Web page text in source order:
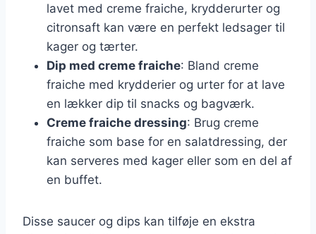
lavet med creme fraiche, krydderurter og
citronsaft kan være en perfekt ledsager til
kager og tærter.
Dip med creme fraiche: Bland creme
fraiche med krydderier og urter for at lave
en lækker dip til snacks og bagværk.
Creme fraiche dressing: Brug creme
fraiche som base for en salatdressing, der
kan serveres med kager eller som en del af
en buffet.
Disse saucer og dips kan tilføje en ekstra